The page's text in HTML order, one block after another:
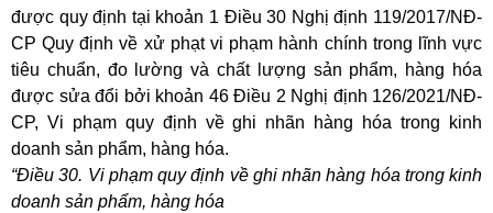
được quy định tại khoản 1 Điều 30 Nghị định 119/2017/NĐ-
CP Quy định về xử phạt vi phạm hành chính trong lĩnh vực
tiêu chuẩn, đo lường và chất lượng sản phẩm, hàng hóa
được sửa đổi bởi khoản 46 Điều 2 Nghị định 126/2021/NĐ-
CP, Vi phạm quy định về ghi nhãn hàng hóa trong kinh
doanh sản phẩm, hàng hóa.
“Điều 30. Vi phạm quy định về ghi nhãn hàng hóa trong kinh
doanh sản phẩm, hàng hóa